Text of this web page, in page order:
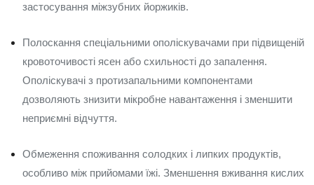
застосування міжзубних йоржиків.
Полоскання спеціальними ополіскувачами при підвищеній
кровоточивості ясен або схильності до запалення.
Ополіскувачі з протизапальними компонентами
дозволяють знизити мікробне навантаження і зменшити
неприємні відчуття.
Обмеження споживання солодких і липких продуктів,
особливо між прийомами їжі. Зменшення вживання кислих